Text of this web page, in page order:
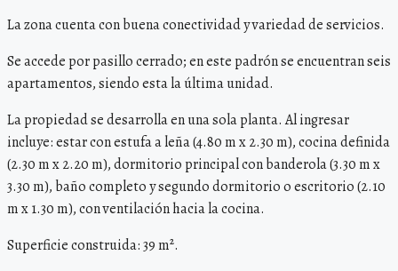
La zona cuenta con buena conectividad y variedad de servicios.
Se accede por pasillo cerrado; en este padrón se encuentran seis
apartamentos, siendo esta la última unidad.
La propiedad se desarrolla en una sola planta. Al ingresar
incluye: estar con estufa a leña (4.80 m x 2.30 m), cocina definida
(2.30 m x 2.20 m), dormitorio principal con banderola (3.30 m x
3.30 m), baño completo y segundo dormitorio o escritorio (2.10
m x 1.30 m), con ventilación hacia la cocina.
Superficie construida: 39 m².